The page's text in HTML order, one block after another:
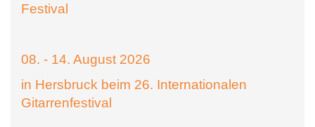
Festival
08. - 14. August 2026
in Hersbruck beim 26. Internationalen
Gitarrenfestival